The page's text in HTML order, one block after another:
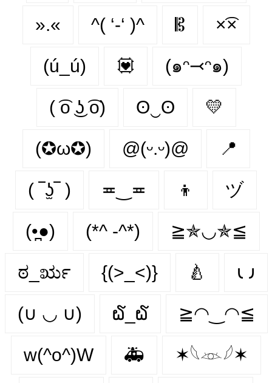
».« ^( ‘-‘ )^ 𝄡 ×͡×
(ú_ú) 💟 (๑ᵔ⤙ᵔ๑)
( ͡o ͜ʖ ͡o) ʘ‿ʘ 💛
(✪ω✪) @(ᵕ.ᵕ)@ 📍
( ‾ʖ̫‾ ) ≖‿≖ 👦 ヅ
(•̪●) (*^ -^*) ≧✯◡✯≦
ಠ_ರೃ {(>_<)} 🍐 𐑧 𐑨
(∪ ◡ ∪) ໖_໖ ≧◠‿◠≦
w(^o^)W 🚑 ✶𓆩𓁺𓆪✶